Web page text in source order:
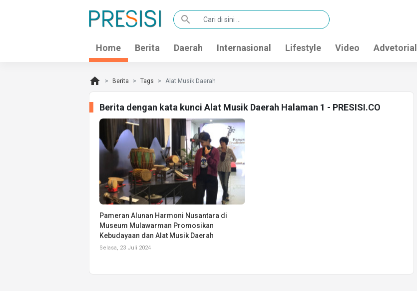
search
Home Berita Daerah Internasional Lifestyle Video Advetorial
home Berita Tags Alat Musik Daerah
Berita dengan kata kunci Alat Musik Daerah Halaman 1 - PRESISI.CO
Pameran Alunan Harmoni Nusantara di
Museum Mulawarman Promosikan
Kebudayaan dan Alat Musik Daerah
Selasa, 23 Juli 2024